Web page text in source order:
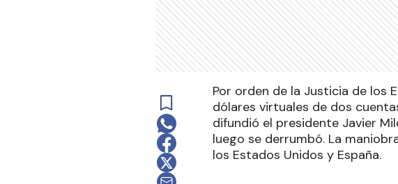
Por orden de la Justicia de los
dólares virtuales de dos
difundió el presidente Javier
luego se derrumbó. La
los Estados Unidos y España.